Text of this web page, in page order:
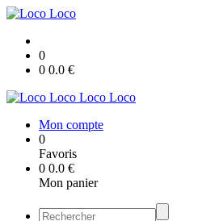
0
0 0.0 €
Loco Loco
Mon compte
0
Favoris
0 0.0 €
Mon panier